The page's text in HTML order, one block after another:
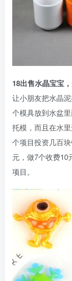
18出售水晶宝宝，
让小朋友把水晶
个模具放到水盆
托模，而且在水
个项目投资几百
元，做7个收费10
项目。